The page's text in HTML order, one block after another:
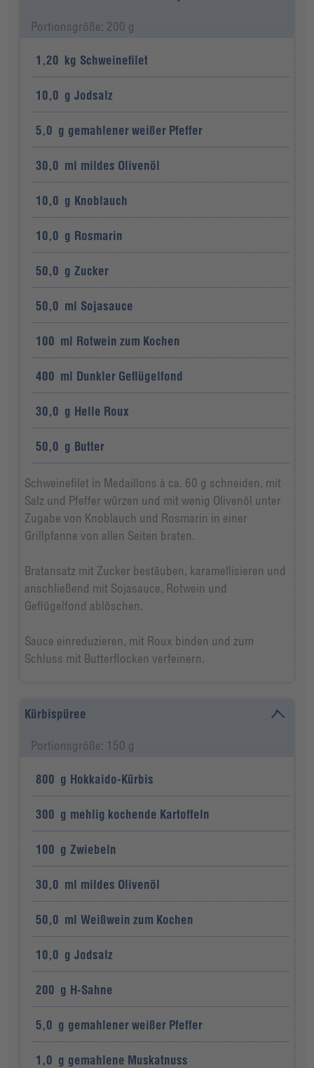
Portionsgröße: 200 g
1,20 kg Schweinefilet
10,0 g Jodsalz
5,0 g gemahlener weißer Pfeffer
30,0 ml mildes Olivenöl
10,0 g Knoblauch
10,0 g Rosmarin
50,0 g Zucker
50,0 ml Sojasauce
100 ml Rotwein zum Kochen
400 ml Dunkler Geflügelfond
30,0 g Helle Roux
50,0 g Butter
Schweinefilet in Medaillons à ca. 60 g schneiden, mit
Salz und Pfeffer würzen und mit wenig Olivenöl unter
Zugabe von Knoblauch und Rosmarin in einer
Grillpfanne von allen Seiten braten.
Bratansatz mit Zucker bestäuben, karamellisieren und
anschließend mit Sojasauce, Rotwein und
Geflügelfond ablöschen.
Sauce einreduzieren, mit Roux binden und zum
Schluss mit Butterflocken verfeinern.
Kürbispüree
Portionsgröße: 150 g
800 g Hokkaido-Kürbis
300 g mehlig kochende Kartoffeln
100 g Zwiebeln
30,0 ml mildes Olivenöl
50,0 ml Weißwein zum Kochen
10,0 g Jodsalz
200 g H-Sahne
5,0 g gemahlener weißer Pfeffer
1,0 g gemahlene Muskatnuss